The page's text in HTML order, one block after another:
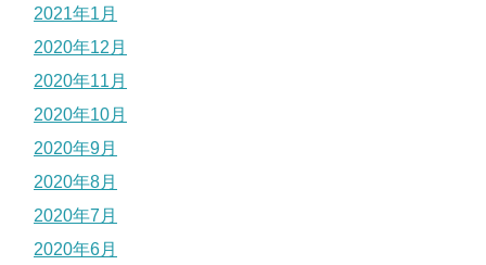
2021年1月
2020年12月
2020年11月
2020年10月
2020年9月
2020年8月
2020年7月
2020年6月